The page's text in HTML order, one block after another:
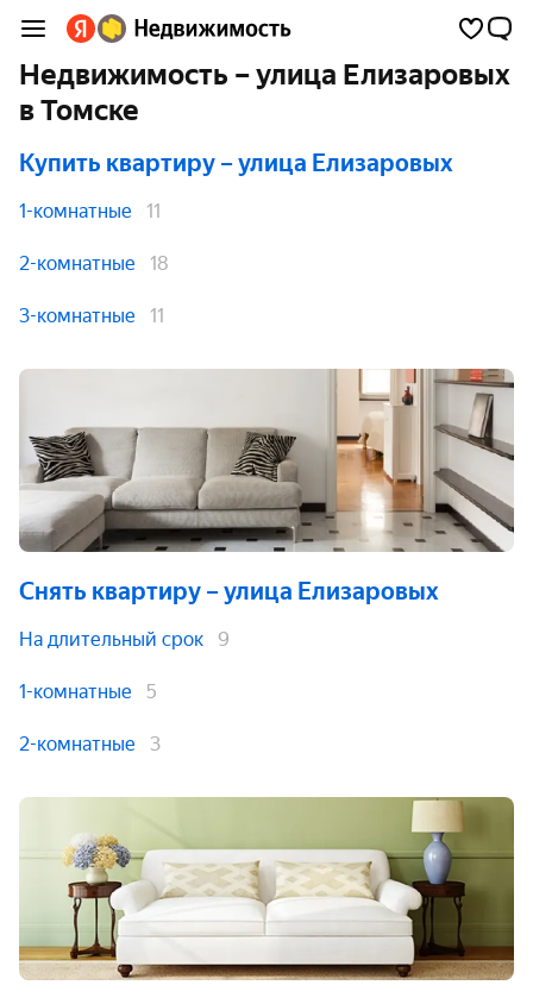
Недвижимость – улица Елизаровых
в Томске
Купить квартиру – улица Елизаровых
1-комнатные 11
2-комнатные 18
3-комнатные 11
Снять квартиру – улица Елизаровых
На длительный срок 9
1-комнатные 5
2-комнатные 3